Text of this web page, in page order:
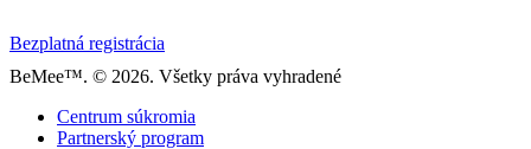
Bezplatná registrácia
BeMee™. © 2026. Všetky práva vyhradené
Centrum súkromia
Partnerský program